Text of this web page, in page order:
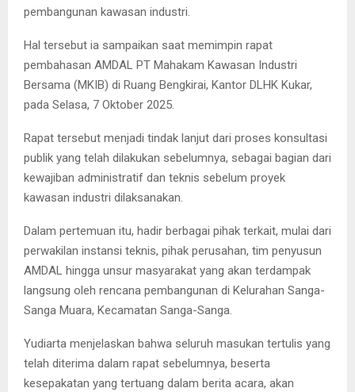
pembangunan kawasan industri.
Hal tersebut ia sampaikan saat memimpin rapat
pembahasan AMDAL PT Mahakam Kawasan Industri
Bersama (MKIB) di Ruang Bengkirai, Kantor DLHK Kukar,
pada Selasa, 7 Oktober 2025.
Rapat tersebut menjadi tindak lanjut dari proses konsultasi
publik yang telah dilakukan sebelumnya, sebagai bagian dari
kewajiban administratif dan teknis sebelum proyek
kawasan industri dilaksanakan.
Dalam pertemuan itu, hadir berbagai pihak terkait, mulai dari
perwakilan instansi teknis, pihak perusahan, tim penyusun
AMDAL hingga unsur masyarakat yang akan terdampak
langsung oleh rencana pembangunan di Kelurahan Sanga-
Sanga Muara, Kecamatan Sanga-Sanga.
Yudiarta menjelaskan bahwa seluruh masukan tertulis yang
telah diterima dalam rapat sebelumnya, beserta
kesepakatan yang tertuang dalam berita acara, akan